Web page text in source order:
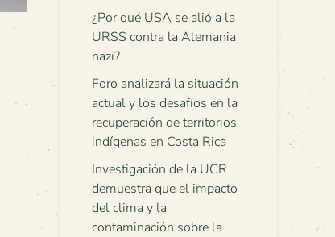
¿Por qué USA se alió a la
URSS contra la Alemania
nazi?
Foro analizará la situación
actual y los desafíos en la
recuperación de territorios
indígenas en Costa Rica
Investigación de la UCR
demuestra que el impacto
del clima y la
contaminación sobre la